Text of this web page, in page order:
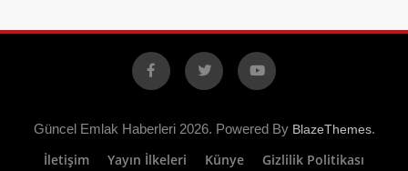
Facebook
X YouTube
Güncel Emlak Haberleri 2026. Powered By BlazeThemes.
İletişim Yayın İlkeleri Künye Gizlilik Politikası